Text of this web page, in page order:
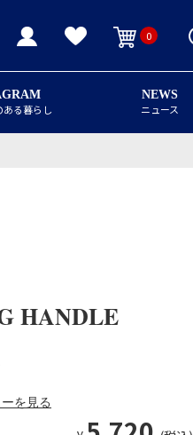
0
ある暮らし
NEWS
ニュース
HANDLE
を見る